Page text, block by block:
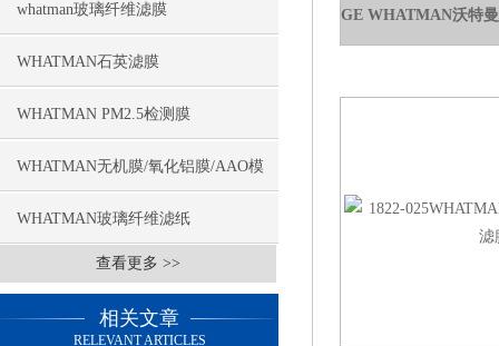
whatman玻璃纤维滤膜
WHATMAN石英滤膜
WHATMAN PM2.5检测膜
WHATMAN无机膜/氧化铝膜/AAO模
板
WHATMAN玻璃纤维滤纸
查看更多 >>
相关文章
RELEVANT ARTICLES